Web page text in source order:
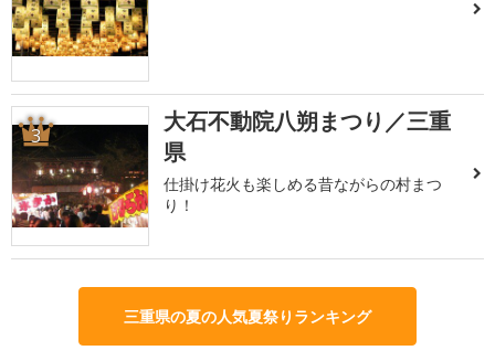
3
大石不動院八朔まつり／三重
県
仕掛け花火も楽しめる昔ながらの村まつ
り！
三重県の夏の人気夏祭りランキング